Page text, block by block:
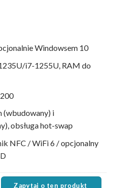
Windowsem 10
i7-1255U, RAM do
(wbudowany) i
obsługa hot-swap
NFC / WiFi 6 / opcjonalny